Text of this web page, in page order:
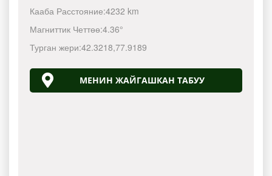
Кааба Расстояние:4232 km
Магниттик Четтөө:4.36°
Турган жери:42.3218,77.9189
МЕНИН ЖАЙГАШКАН ТАБУУ